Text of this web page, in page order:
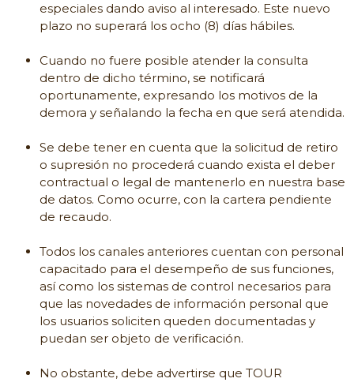
especiales dando aviso al interesado. Este nuevo
plazo no superará los ocho (8) días hábiles.
Cuando no fuere posible atender la consulta
dentro de dicho término, se notificará
oportunamente, expresando los motivos de la
demora y señalando la fecha en que será atendida.
Se debe tener en cuenta que la solicitud de retiro
o supresión no procederá cuando exista el deber
contractual o legal de mantenerlo en nuestra base
de datos. Como ocurre, con la cartera pendiente
de recaudo.
Todos los canales anteriores cuentan con personal
capacitado para el desempeño de sus funciones,
así como los sistemas de control necesarios para
que las novedades de información personal que
los usuarios soliciten queden documentadas y
puedan ser objeto de verificación.
No obstante, debe advertirse que TOUR